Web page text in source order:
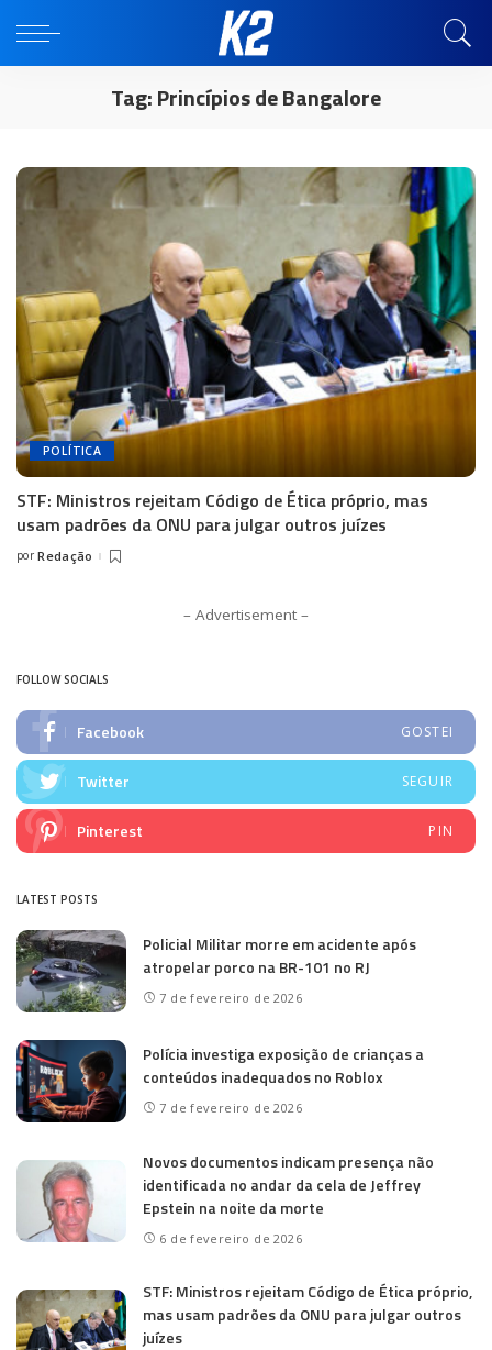
Tag:Princípios de Bangalore
POLÍTICA
STF: Ministros rejeitam Código de Ética próprio, mas
usam padrões da ONU para julgar outros juízes
Posted
por Redação
– Advertisement –
FOLLOW SOCIALS
Facebook GOSTEI
Twitter SEGUIR
Pinterest PIN
LATEST POSTS
Policial Militar morre em acidente após
atropelar porco na BR-101 no RJ
7 de fevereiro de 2026
Polícia investiga exposição de crianças a
conteúdos inadequados no Roblox
7 de fevereiro de 2026
Novos documentos indicam presença não
identificada no andar da cela de Jeffrey
Epstein na noite da morte
6 de fevereiro de 2026
STF: Ministros rejeitam Código de Ética próprio,
mas usam padrões da ONU para julgar outros
juízes